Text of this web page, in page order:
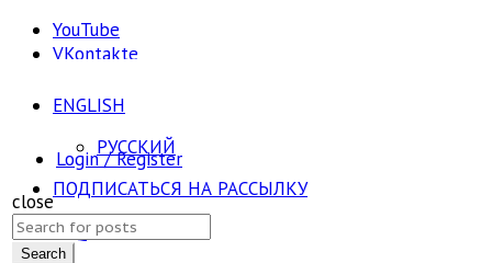
YouTube
VKontakte
ENGLISH
РУССКИЙ
ПОДПИСАТЬСЯ НА РАССЫЛКУ
FAQ
Login / Register
close
Search
for:
Search